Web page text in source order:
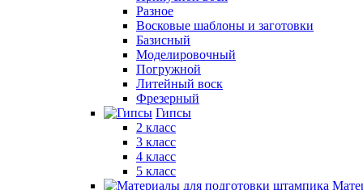
Разное
Восковые шаблоны и заготовки
Базисный
Моделировочный
Погружной
Литейный воск
Фрезерный
Гипсы
2 класс
3 класс
4 класс
5 класс